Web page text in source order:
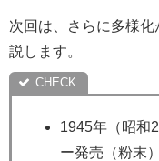
次回は、さらに多様
説します。
1945年（昭和
ー発売（粉末）